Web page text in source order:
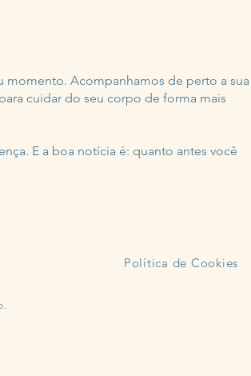
momento. Acompanhamos de perto a sua
cuidar do seu corpo de forma mais
E a boa notícia é: quanto antes você
Política de Cookies